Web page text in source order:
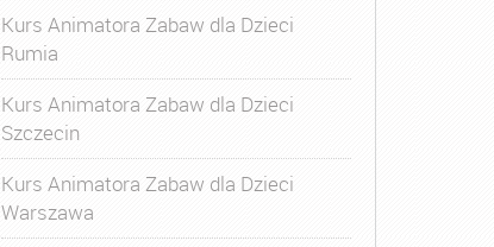
Kurs Animatora Zabaw dla Dzieci
Rumia
Kurs Animatora Zabaw dla Dzieci
Szczecin
Kurs Animatora Zabaw dla Dzieci
Warszawa